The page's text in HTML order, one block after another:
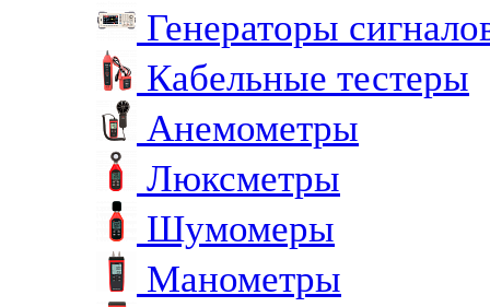
Генераторы
Кабельные тестеры
Анемометры
Люксметры
Шумомеры
Манометры